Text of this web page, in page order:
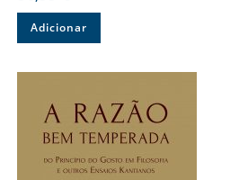
Adicionar